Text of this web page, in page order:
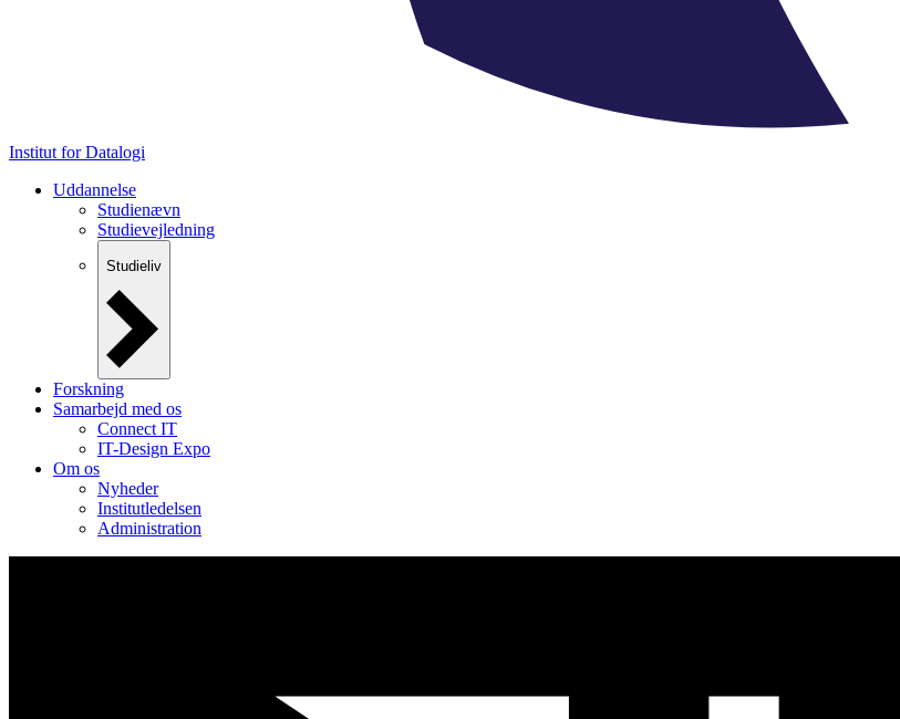
Institut for Datalogi
Uddannelse
Studienævn
Studievejledning
Studieliv
Forskning
Samarbejd med os
Connect IT
IT-Design Expo
Om os
Nyheder
Institutledelsen
Administration